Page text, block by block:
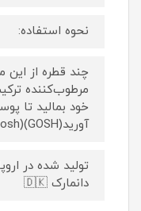
نحوه استفاده:
چند قطره از این
مرطوب‌کننده
خود بمالید تا
آورید(GOSH)​(Gosh)​(Luxplus)​(INCI Beauty).
دانمارک 🇩🇰